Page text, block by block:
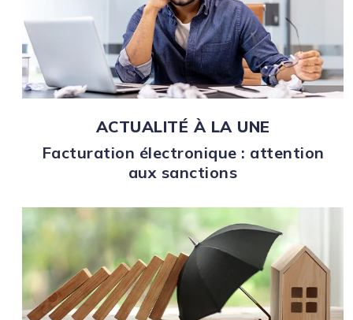
ACTUALITÉ À LA UNE
Facturation électronique : attention
aux sanctions